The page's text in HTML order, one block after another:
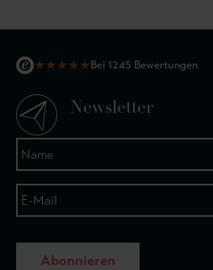
★★★★★Bei 1245 Bewertungen
Newsletter
Abonnieren